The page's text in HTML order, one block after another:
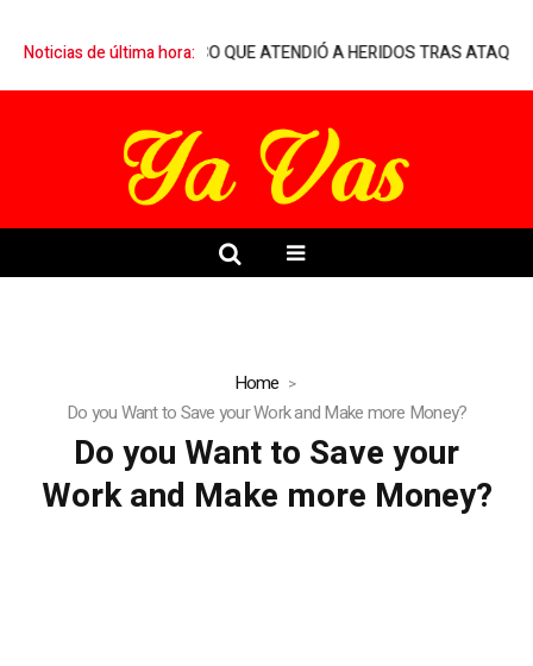
Noticias de última hora:
MARQUELIA A MÉDICO QUE ATENDIÓ A HERIDOS TRAS ATAQUE
Home
Do you Want to Save your Work and Make more Money?
Do you Want to Save your
Work and Make more Money?